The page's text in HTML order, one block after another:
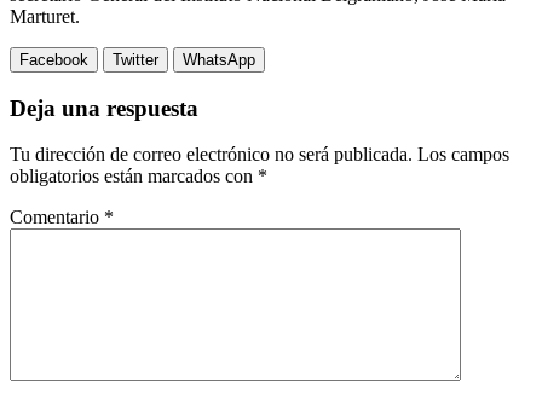
Marturet.
Facebook Twitter WhatsApp
Deja una respuesta
Tu dirección de correo electrónico no será publicada. Los campos
obligatorios están marcados con *
Comentario *